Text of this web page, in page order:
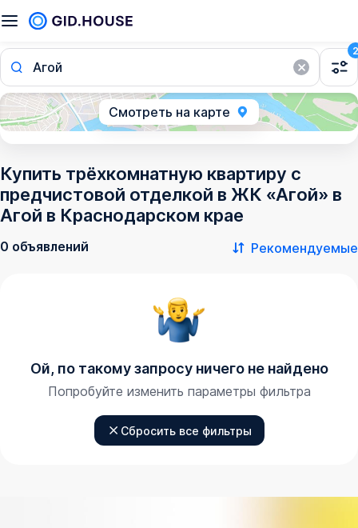
Агой
2
Смотреть на карте
Купить трёхкомнатную квартиру с
предчистовой отделкой в ЖК «Агой» в
Агой в Краснодарском крае
0 объявлений Рекомендуемые
Ой, по такому запросу ничего не найдено
Попробуйте изменить параметры фильтра
Сбросить все фильтры